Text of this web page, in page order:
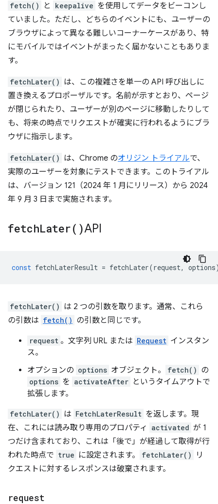
fetch() と keepalive を使用してデータをビーコンし
ていました。ただし、どちらのイベントにも、ユーザーの
ブラウザによって異なる難しいコーナーケースがあり、特
にモバイルではイベントがまったく届かないこともありま
す。
fetchLater() は、この複雑さを単一の API 呼び出しに
置き換えるプロポーザルです。名前が示すとおり、ページ
が閉じられたり、ユーザーが別のページに移動したりして
も、将来の時点でリクエストが確実に行われるようにブラ
ウザに指示します。
fetchLater() は、Chrome のオリジン トライアルで、
実際のユーザーを対象にテストできます。このトライアル
は、バージョン 121（2024 年 1 月にリリース）から 2024
年 9 月 3 日まで実施されます。
fetchLater( )API
const fetchLaterResult = fetchLater(request, options
fetchLater() は 2 つの引数を取ります。通常、これら
の引数は fetch() の引数と同じです。
request 。文字列 URL または Request インスタン
ス。
オプションの options オブジェクト。 fetch() の
options を activateAfter というタイムアウトで
拡張します。
fetchLater() は FetchLaterResult を返します。現
在、これには読み取り専用のプロパティ
activated が 1
つだけ含まれており、これは「後で」が経過して取得が行
われた時点で true に設定されます。 fetchLater()
リ
クエストに対するレスポンスは破棄されます。
request